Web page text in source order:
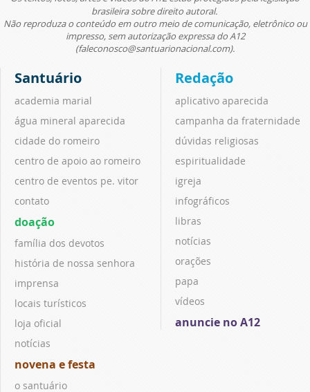
brasileira sobre direito autoral.
Não reproduza o conteúdo em outro meio de comunicação, eletrônico ou
impresso, sem autorização expressa do A12
(faleconosco@santuarionacional.com).
Santuário
academia marial
água mineral aparecida
cidade do romeiro
centro de apoio ao romeiro
centro de eventos pe. vitor
contato
doação
família dos devotos
história de nossa senhora
imprensa
locais turísticos
loja oficial
notícias
novena e festa
o santuário
Redação
aplicativo aparecida
campanha da fraternidade
dúvidas religiosas
espiritualidade
igreja
infográficos
libras
notícias
orações
papa
vídeos
anuncie no A12